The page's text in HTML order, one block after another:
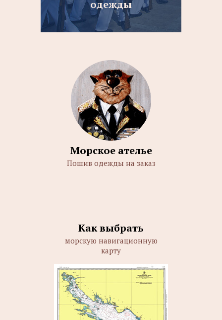
одежды
Морское ателье
Пошив одежды на заказ
Как выбрать
морскую навигационную
карту